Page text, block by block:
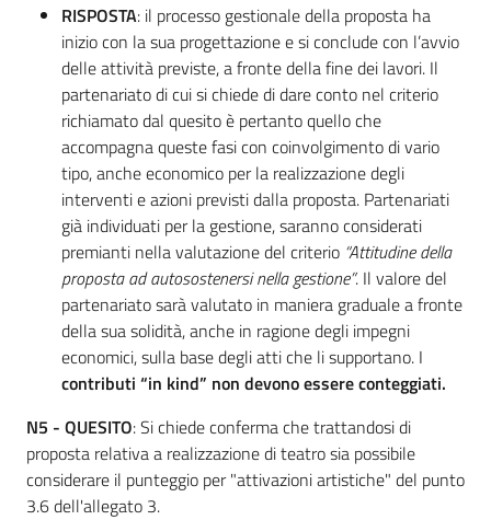
RISPOSTA: il processo gestionale della proposta ha
inizio con la sua progettazione e si conclude con l’avvio
delle attività previste, a fronte della fine dei lavori. Il
partenariato di cui si chiede di dare conto nel criterio
richiamato dal quesito è pertanto quello che
accompagna queste fasi con coinvolgimento di vario
tipo, anche economico per la realizzazione degli
interventi e azioni previsti dalla proposta. Partenariati
già individuati per la gestione, saranno considerati
premianti nella valutazione del criterio “Attitudine della
proposta ad autosostenersi nella gestione”. Il valore del
partenariato sarà valutato in maniera graduale a fronte
della sua solidità, anche in ragione degli impegni
economici, sulla base degli atti che li supportano. I
contributi “in kind” non devono essere conteggiati.
N5 - QUESITO: Si chiede conferma che trattandosi di
proposta relativa a realizzazione di teatro sia possibile
considerare il punteggio per "attivazioni artistiche" del punto
3.6 dell'allegato 3.